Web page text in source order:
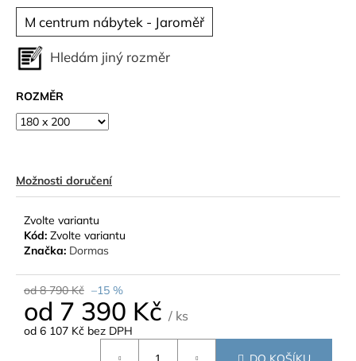
M centrum nábytek - Jaroměř
Hledám jiný rozměr
ROZMĚR
Možnosti doručení
Zvolte variantu
Kód: Zvolte variantu
Značka: Dormas
od 8 790 Kč –15 %
od 7 390 Kč / ks
od 6 107 Kč bez DPH